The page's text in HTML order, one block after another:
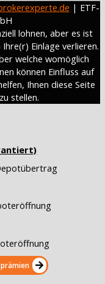
| ETF-
lohnen, aber es ist
Einlage verlieren.
welche womöglich
können Einfluss auf
Ihnen diese Seite
stellen.